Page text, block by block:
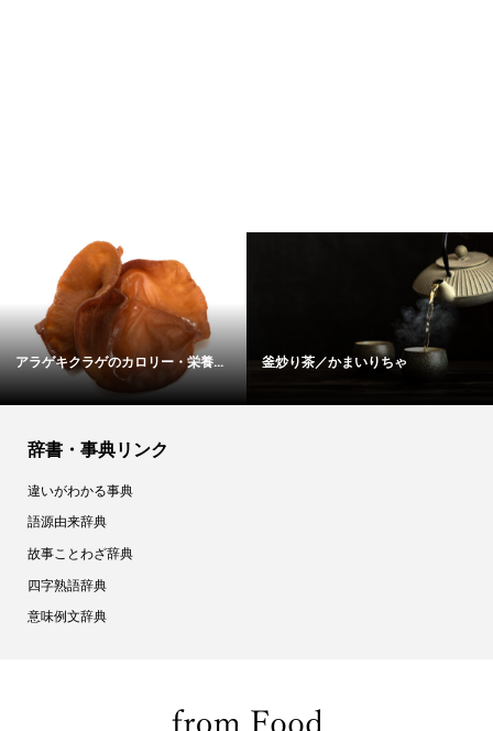
カスタードクリームのカロリー・... アヒルのカロリー・栄養成分表
辞書・事典リンク
違いがわかる事典
語源由来辞典
故事ことわざ辞典
四字熟語辞典
意味例文辞典